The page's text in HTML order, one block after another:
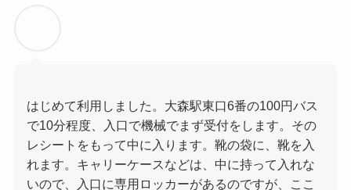
はじめて利用しました。大森駅東口6番の100円バス
で10分程度、入口で機械でまず受付をします。その
レシートをもって中に入ります。靴の袋に、靴を入
れます。キャリーケースなどは、中に持って入れな
いので、入口に専用ロッカーがあるのですが、ここ